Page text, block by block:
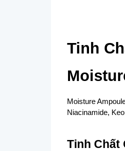
Tinh
Moisture
Niacinamide,
Tinh Chất